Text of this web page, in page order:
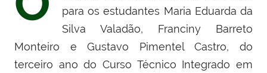
para os estudantes Maria Eduarda da
Silva Valadão, Franciny Barreto
Monteiro e Gustavo Pimentel Castro, do
terceiro ano do Curso Técnico Integrado em